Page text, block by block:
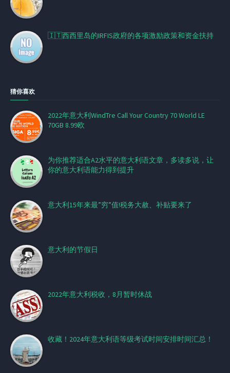
🇮🇹西西里岛的IRFIS政府的各项激励政策和资金扶持
猜你喜欢
2022年意大利WindTre Call Your Country 70 World LE
70GB 8.99欧
为你推荐适合A2水平的意大利语文章，多读多说，让
你的意大利语能力得到提升
意大利15年来最”穷”值!税务大赦、补贴要来了
意大利的节假日
2022年意大利税收，8月暂时休战
收藏！2024年意大利语等级考试时间安排时间汇总！